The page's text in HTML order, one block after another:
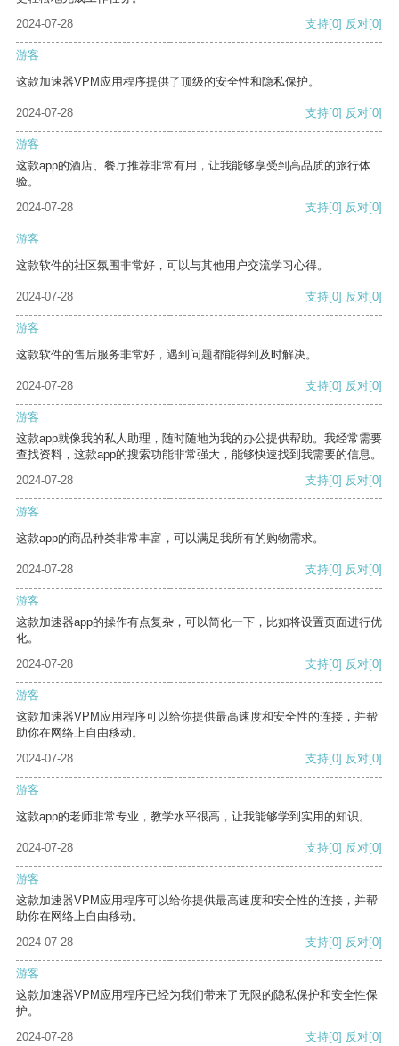
2024-07-28
支持[0] 反对[0]
游客
这款加速器VPM应用程序提供了顶级的安全性和隐私保护。
2024-07-28 支持[0] 反对[0]
游客
这款app的酒店、餐厅推荐非常有用，让我能够享受到高品质的旅行体
验。
2024-07-28
支持[0] 反对[0]
游客
这款软件的社区氛围非常好，可以与其他用户交流学习心得。
2024-07-28 支持[0] 反对[0]
游客
这款软件的售后服务非常好，遇到问题都能得到及时解决。
2024-07-28 支持[0] 反对[0]
游客
这款app就像我的私人助理，随时随地为我的办公提供帮助。我经常需要
查找资料，这款app的搜索功能非常强大，能够快速找到我需要的信息。
2024-07-28
支持[0] 反对[0]
游客
这款app的商品种类非常丰富，可以满足我所有的购物需求。
2024-07-28 支持[0] 反对[0]
游客
这款加速器app的操作有点复杂，可以简化一下，比如将设置页面进行优
化。
2024-07-28
支持[0] 反对[0]
游客
这款加速器VPM应用程序可以给你提供最高速度和安全性的连接，并帮
助你在网络上自由移动。
2024-07-28
支持[0] 反对[0]
游客
这款app的老师非常专业，教学水平很高，让我能够学到实用的知识。
2024-07-28 支持[0] 反对[0]
游客
这款加速器VPM应用程序可以给你提供最高速度和安全性的连接，并帮
助你在网络上自由移动。
2024-07-28
支持[0] 反对[0]
游客
这款加速器VPM应用程序已经为我们带来了无限的隐私保护和安全性保
护。
2024-07-28
支持[0] 反对[0]